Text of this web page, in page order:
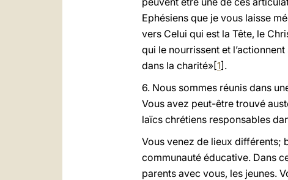
Ephésiens que je vous laisse
vers Celui qui est la Tête, le
qui le nourrissent et
dans la charité»[1].
6. Nous sommes réunis dans
Vous avez peut-être trouvé
laïcs chrétiens responsables
Vous venez de lieux différents;
communauté éducative. Dans
parents avec vous, les jeunes.